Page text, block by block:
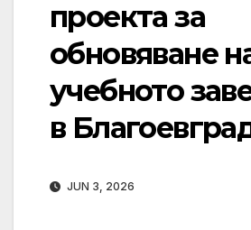
проекта за
обновяване
учебното
в
JUN 3, 2026